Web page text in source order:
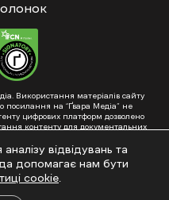
Використання матеріалів сайту
посилання на “Ґвара Медіа” не
цифрових платформ дозволено
контенту для документальних
медіа – R40-01353. Поштова
Гоголя, 14, абонентська скринька
відвідувань та
допомагає нам бути
cookie